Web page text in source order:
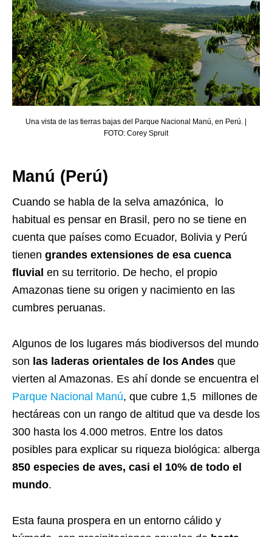
Una vista de las tierras bajas del Parque Nacional Manú, en Perú. |
FOTO: Corey Spruit
Manú (Perú)
Cuando se habla de la selva amazónica, lo
habitual es pensar en Brasil, pero no se tiene en
cuenta que países como Ecuador, Bolivia y Perú
tienen grandes extensiones de esa cuenca
fluvial en su territorio. De hecho, el propio
Amazonas tiene su origen y nacimiento en las
cumbres peruanas.
Algunos de los lugares más biodiversos del mundo
son las laderas orientales de los Andes que
vierten al Amazonas. Es ahí donde se encuentra el
Parque Nacional Manú, que cubre 1,5 millones de
hectáreas con un rango de altitud que va desde los
300 hasta los 4.000 metros. Entre los datos
posibles para explicar su riqueza biológica: alberga
850 especies de aves, casi el 10% de todo el
mundo.
Esta fauna prospera en un entorno cálido y